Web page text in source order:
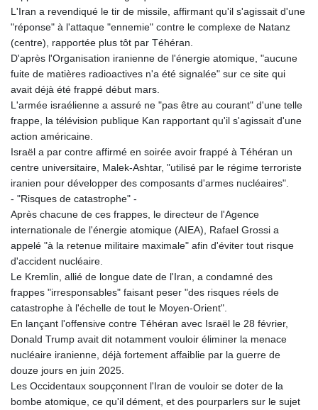
L'Iran a revendiqué le tir de missile, affirmant qu'il s'agissait d'une
"réponse" à l'attaque "ennemie" contre le complexe de Natanz
(centre), rapportée plus tôt par Téhéran.
D'après l'Organisation iranienne de l'énergie atomique, "aucune
fuite de matières radioactives n'a été signalée" sur ce site qui
avait déjà été frappé début mars.
L'armée israélienne a assuré ne "pas être au courant" d'une telle
frappe, la télévision publique Kan rapportant qu'il s'agissait d'une
action américaine.
Israël a par contre affirmé en soirée avoir frappé à Téhéran un
centre universitaire, Malek-Ashtar, "utilisé par le régime terroriste
iranien pour développer des composants d'armes nucléaires".
- "Risques de catastrophe" -
Après chacune de ces frappes, le directeur de l'Agence
internationale de l'énergie atomique (AIEA), Rafael Grossi a
appelé "à la retenue militaire maximale" afin d'éviter tout risque
d'accident nucléaire.
Le Kremlin, allié de longue date de l'Iran, a condamné des
frappes "irresponsables" faisant peser "des risques réels de
catastrophe à l'échelle de tout le Moyen-Orient".
En lançant l'offensive contre Téhéran avec Israël le 28 février,
Donald Trump avait dit notamment vouloir éliminer la menace
nucléaire iranienne, déjà fortement affaiblie par la guerre de
douze jours en juin 2025.
Les Occidentaux soupçonnent l'Iran de vouloir se doter de la
bombe atomique, ce qu'il dément, et des pourparlers sur le sujet